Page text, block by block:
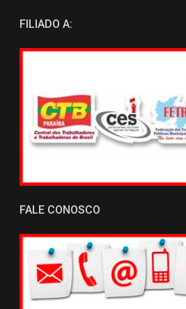
FILIADO A:
FALE CONOSCO